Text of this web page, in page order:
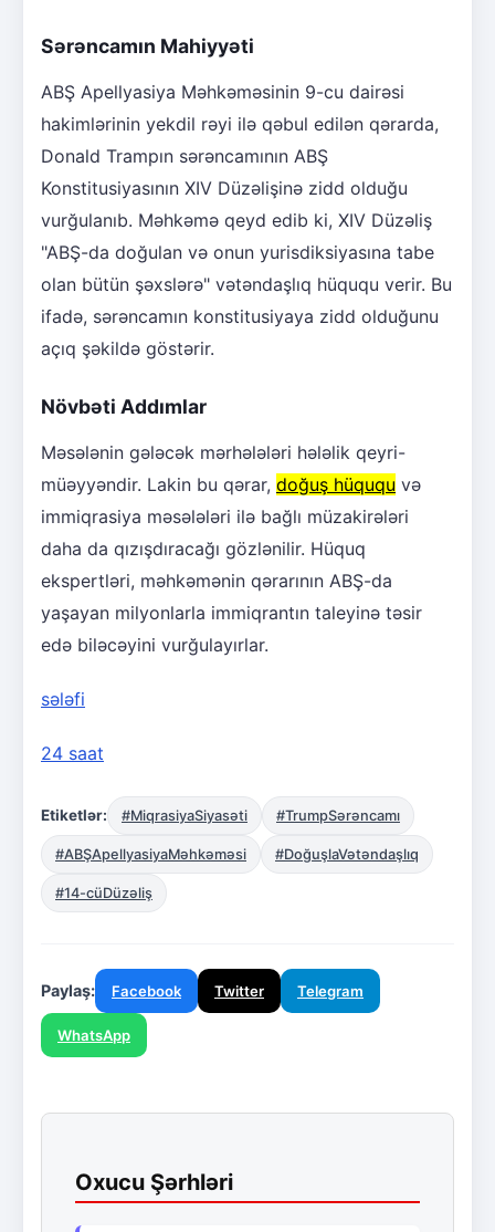
Sərəncamın Mahiyyəti
ABŞ Apellyasiya Məhkəməsinin 9-cu dairəsi
hakimlərinin yekdil rəyi ilə qəbul edilən qərarda,
Donald Trampın sərəncamının ABŞ
Konstitusiyasının XIV Düzəlişinə zidd olduğu
vurğulanıb. Məhkəmə qeyd edib ki, XIV Düzəliş
"ABŞ-da doğulan və onun yurisdiksiyasına tabe
olan bütün şəxslərə" vətəndaşlıq hüququ verir. Bu
ifadə, sərəncamın konstitusiyaya zidd olduğunu
açıq şəkildə göstərir.
Növbəti Addımlar
Məsələnin gələcək mərhələləri hələlik qeyri-
müəyyəndir. Lakin bu qərar, doğuş hüququ və
immiqrasiya məsələləri ilə bağlı müzakirələri
daha da qızışdıracağı gözlənilir. Hüquq
ekspertləri, məhkəmənin qərarının ABŞ-da
yaşayan milyonlarla immiqrantın taleyinə təsir
edə biləcəyini vurğulayırlar.
sələfi
24 saat
Etiketlər: #MiqrasiyaSiyasəti #TrumpSərəncamı
#ABŞApellyasiyaMəhkəməsi #DoğuşlaVətəndaşlıq
#14-cüDüzəliş
Paylaş: Facebook Twitter Telegram
WhatsApp
Oxucu Şərhləri